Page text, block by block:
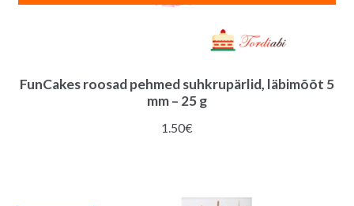
FunCakes roosad pehmed suhkrupärlid, läbimõõt 5
mm – 25 g
1.50€